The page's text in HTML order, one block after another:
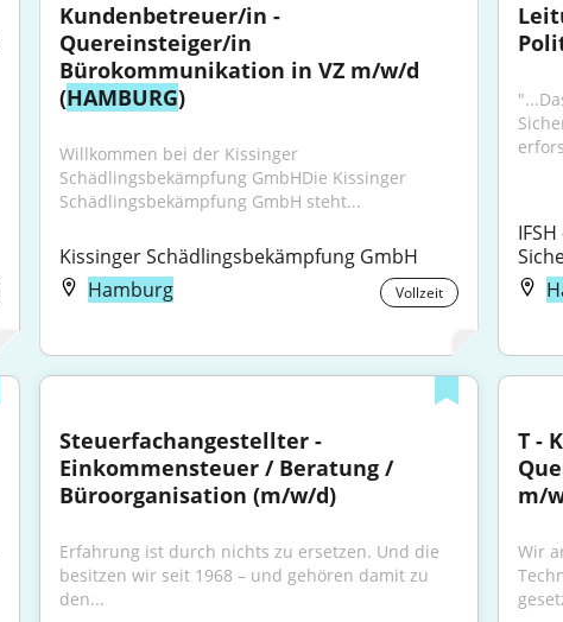
Kundenbetreuer/in -
Quereinsteiger/in
Bürokommunikation in VZ m/w/d
(HAMBURG)
Willkommen bei der Kissinger
Schädlingsbekämpfung GmbHDie Kissinger
Schädlingsbekämpfung GmbH steht...
Kissinger Schädlingsbekämpfung GmbH
Hamburg
Vollzeit
Steuerfachangestellter -
Einkommensteuer / Beratung /
Büroorganisation (m/w/d)
Erfahrung ist durch nichts zu ersetzen. Und die
besitzen wir seit 1968 – und gehören damit zu
den...
T -
m/
Wir